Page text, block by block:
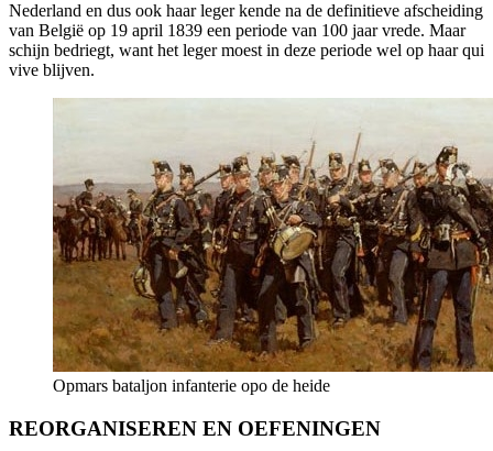
Nederland en dus ook haar leger kende na de definitieve afscheiding
van België op 19 april 1839 een periode van 100 jaar vrede. Maar
schijn bedriegt, want het leger moest in deze periode wel op haar qui
vive blijven.
Opmars bataljon infanterie opo de heide
REORGANISEREN EN OEFENINGEN